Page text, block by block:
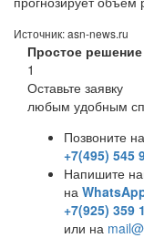
Источник: asn-news.ru
Простое решение
1
Оставьте заявку
любым удобным
Позвоните
+7(495) 545
Напишите
на
+7(925) 359
или на